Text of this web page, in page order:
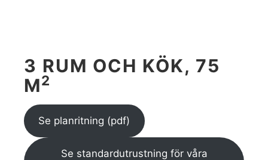
3 RUM OCH KÖK, 75
M2
Se planritning (pdf)
Se standardutrustning för våra